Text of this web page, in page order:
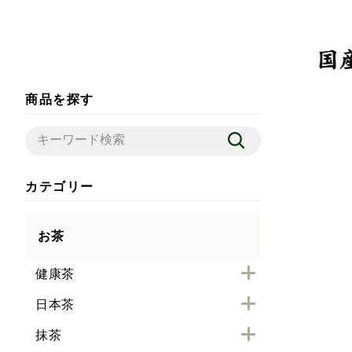
商品を探す
カテゴリー
お茶
健康茶
日本茶
抹茶